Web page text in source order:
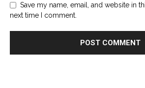
Save my name, email, and website in
next time I comment.